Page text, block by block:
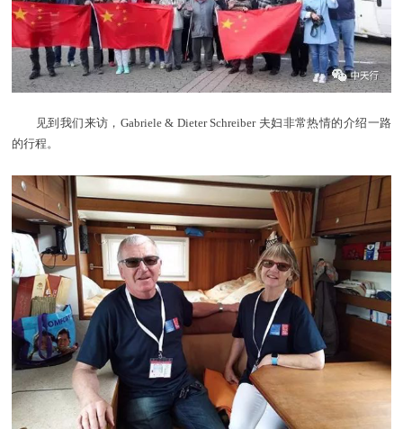
见到我们来访，Gabriele & Dieter Schreiber 夫妇非常热情的介绍一路
的行程。